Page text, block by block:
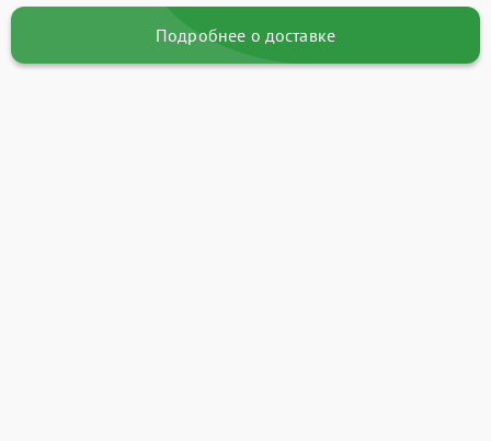
Подробнее о доставке